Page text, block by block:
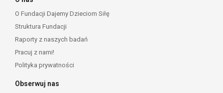
O Fundacji Dajemy Dzieciom Siłę
Struktura Fundacji
Raporty z naszych badań
Pracuj z nami!
Polityka prywatności
Obserwuj nas